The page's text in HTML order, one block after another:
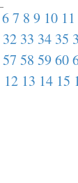
6 7 8 9 10 11
32 33 34 35
57 58 59 60
12 13 14 15